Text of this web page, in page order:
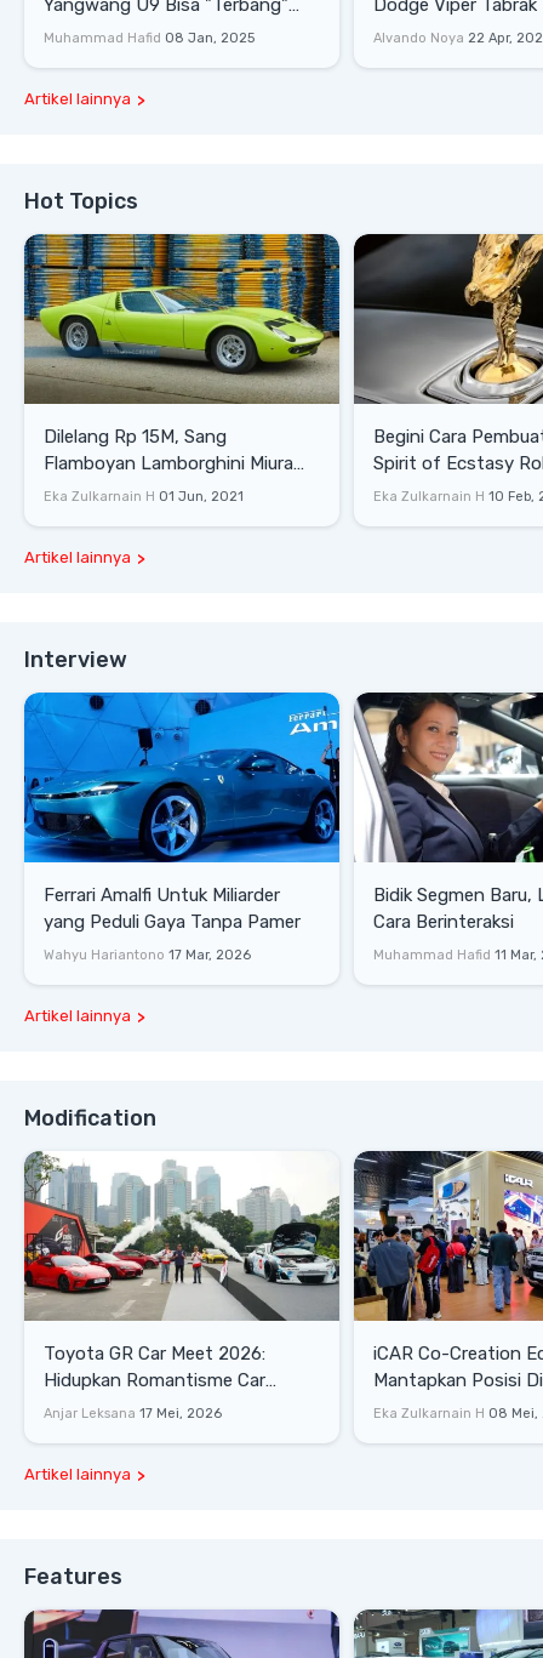
Yangwang U9 Bisa "Terbang"
Lewati Rintangan
Muhammad Hafid 08 Jan, 2025
Dodge Viper Tabrak
Saat Burnout
Alvando Noya 22 Apr,
Artikel lainnya
Hot Topics
Dilelang Rp 15M, Sang
Flamboyan Lamborghini Miura
P400 S
Eka Zulkarnain H 01 Jun, 2021
Begini Cara
Spirit of Ecstasy
Eka Zulkarnain H 10 Feb,
Artikel lainnya
Interview
Ferrari Amalfi Untuk Miliarder
yang Peduli Gaya Tanpa Pamer
Wahyu Hariantono 17 Mar, 2026
Bidik Segmen Baru,
Cara Berinteraksi
Muhammad Hafid 11
Artikel lainnya
Modification
Toyota GR Car Meet 2026:
Hidupkan Romantisme Car
Culture Era 90-an
Anjar Leksana 17 Mei, 2026
iCAR Co-Creation
Mantapkan Posisi
Gaya Hidup
Eka Zulkarnain H 08 Mei,
Artikel lainnya
Features